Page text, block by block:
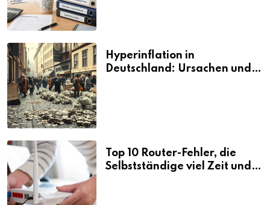
Hyperinflation in
Deutschland: Ursachen und
Top 10 Router-Fehler, die
Selbstständige viel Zeit und